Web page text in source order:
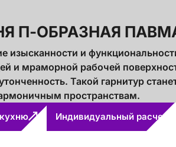
П-ОБРАЗНАЯ
изысканности и
и мраморной рабочей
Такой гарнитур
пространствам.
Индивидуальный расчет